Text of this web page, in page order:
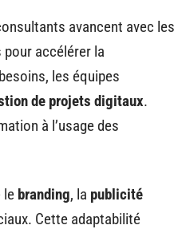
avancent avec les
accélérer la
les équipes
de projets digitaux.
à l’usage des
le branding, la publicité
Cette adaptabilité